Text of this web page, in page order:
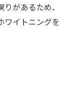
があるため、
ワイトニングを